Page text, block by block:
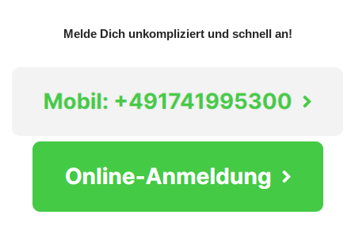
Melde Dich unkompliziert und schnell an!